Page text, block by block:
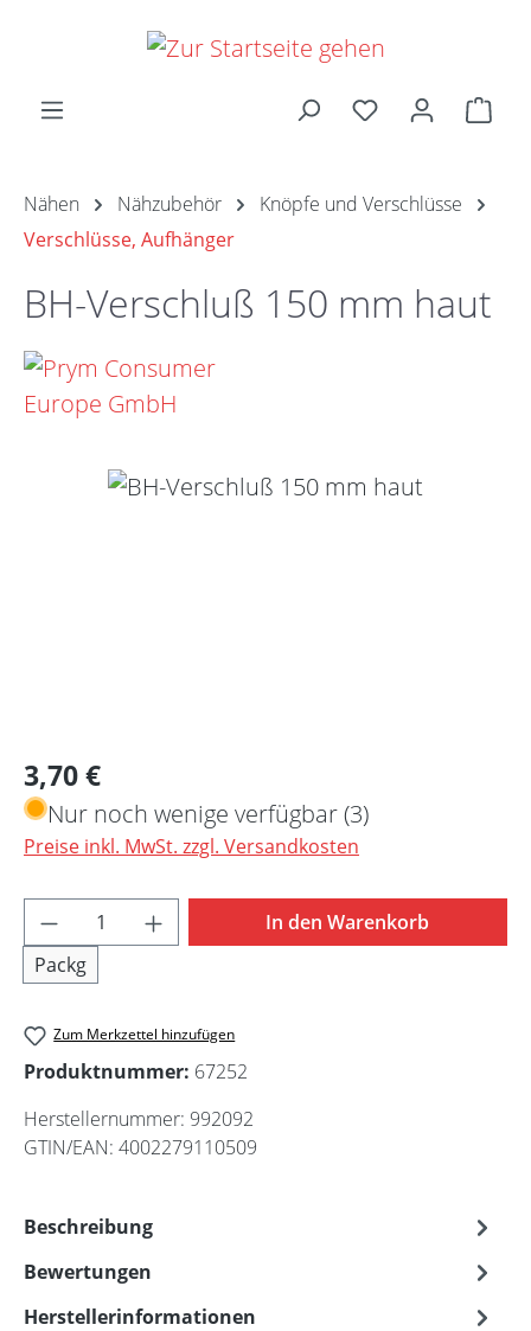
Zum Hauptinhalt springen
Nähen Nähzubehör
Knöpfe und Verschlüsse
Verschlüsse, Aufhänger
BH-Verschluß 150 mm haut
Bildergalerie überspringen
Regulärer Preis:
3,70 €
Nur noch wenige verfügbar (3)
Preise inkl. MwSt. zzgl. Versandkosten
Produkt Anzahl: Gib den gewünschten
Packg
In den Warenkorb
Zum Merkzettel hinzufügen
Produktnummer: 67252
Herstellernummer: 992092
GTIN/EAN: 4002279110509
Beschreibung
Bewertungen
Herstellerinformationen